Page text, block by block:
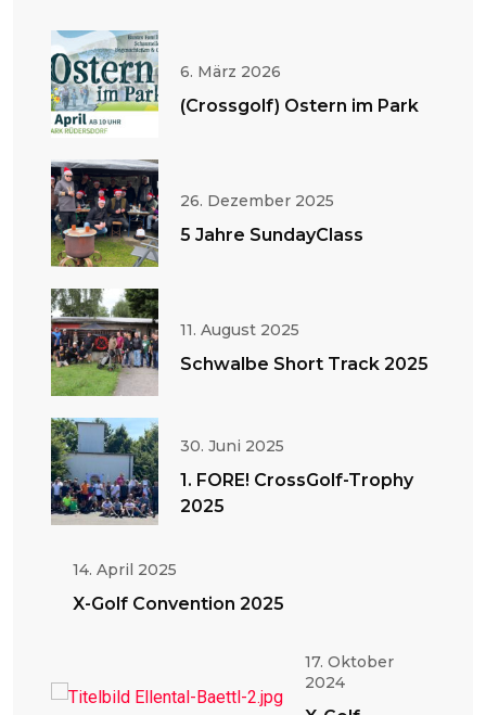
6. März 2026
(Crossgolf) Ostern im Park
26. Dezember 2025
5 Jahre SundayClass
11. August 2025
Schwalbe Short Track 2025
30. Juni 2025
1. FORE! CrossGolf-Trophy
2025
14. April 2025
X-Golf Convention 2025
17. Oktober
2024